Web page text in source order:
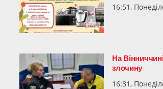
16:51,
На
злочину
16:31,